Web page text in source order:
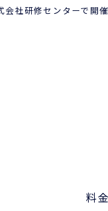
社研修センターで開
料